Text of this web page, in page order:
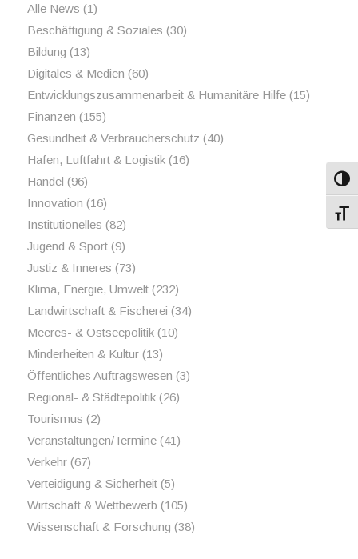
Alle News (1)
Beschäftigung & Soziales (30)
Bildung (13)
Digitales & Medien (60)
Entwicklungszusammenarbeit & Humanitäre Hilfe(15)
Finanzen (155)
Gesundheit & Verbraucherschutz (40)
Hafen, Luftfahrt & Logistik(16)
Handel (96)
Innovation (16)
Institutionelles (82)
Jugend & Sport(9)
Justiz & Inneres (73)
Klima, Energie, Umwelt(232)
Landwirtschaft & Fischerei (34)
Meeres- & Ostseepolitik(10)
Minderheiten & Kultur(13)
Öffentliches Auftragswesen (3)
Regional- & Städtepolitik(26)
Tourismus (2)
Veranstaltungen/Termine(41)
Verkehr(67)
Verteidigung & Sicherheit(5)
Wirtschaft & Wettbewerb (105)
Wissenschaft & Forschung (38)